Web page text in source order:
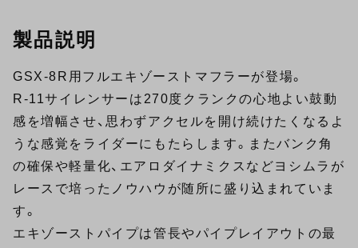
製品説明
GSX-8R用フルエキゾーストマフラーが登場。
R-11サイレンサーは270度クランクの心地よい鼓動
感を増幅させ、思わずアクセルを開け続けたくなるよ
うな感覚をライダーにもたらします。またバンク角
の確保や軽量化、エアロダイナミクスなどヨシムラが
レースで培ったノウハウが随所に盛り込まれていま
す。
エキゾーストパイプは管長やパイプレイアウトの最